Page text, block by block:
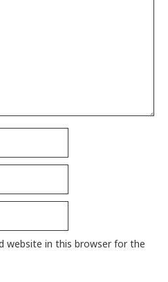
website in this browser for the